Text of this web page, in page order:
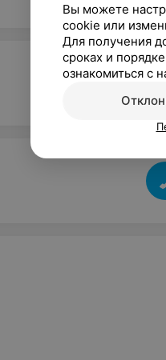
Вы можете
cookie или
Для получения
сроках и
ознакомиться с